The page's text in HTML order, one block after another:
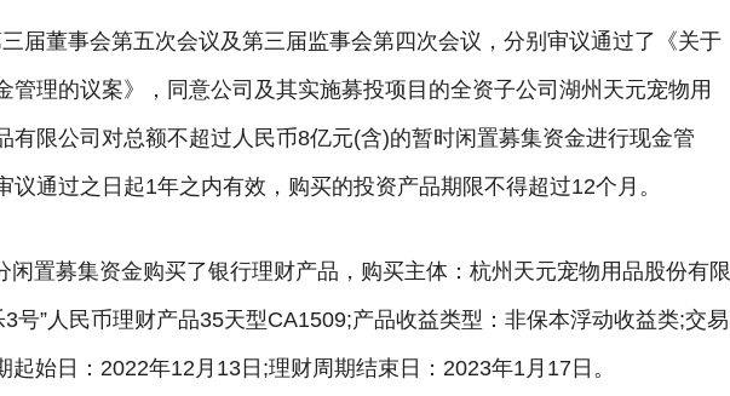
届董事会第五次会议及第三届监事会第四次会议，分别审议通过了《关于
管理的议案》，同意公司及其实施募投项目的全资子公司湖州天元宠物用
有限公司对总额不超过人民币8亿元(含)的暂时闲置募集资金进行现金管
通过之日起1年之内有效，购买的投资产品期限不得超过12个月。
闲置募集资金购买了银行理财产品，购买主体：杭州天元宠物用品股份有限
号”人民币理财产品35天型CA1509;产品收益类型：非保本浮动收益类;交易
始日：2022年12月13日;理财周期结束日：2023年1月17日。